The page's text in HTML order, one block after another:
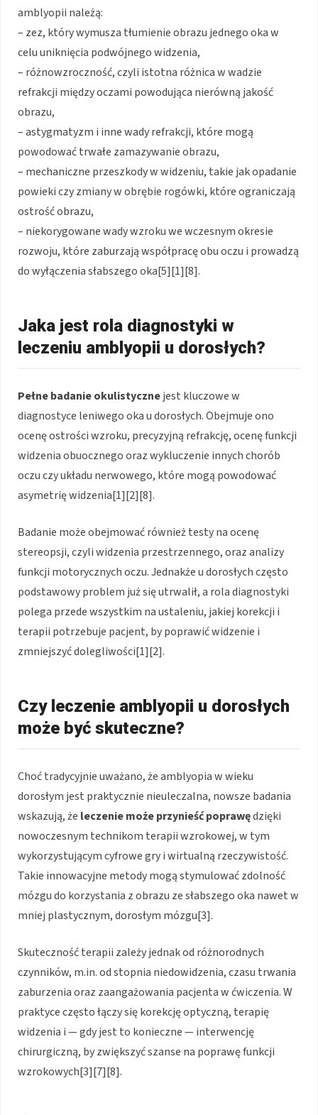
amblyopii należą:
– zez, który wymusza tłumienie obrazu jednego oka w
celu uniknięcia podwójnego widzenia,
– różnowzroczność, czyli istotna różnica w wadzie
refrakcji między oczami powodująca nierówną jakość
obrazu,
– astygmatyzm i inne wady refrakcji, które mogą
powodować trwałe zamazywanie obrazu,
– mechaniczne przeszkody w widzeniu, takie jak opadanie
powieki czy zmiany w obrębie rogówki, które ograniczają
ostrość obrazu,
– niekorygowane wady wzroku we wczesnym okresie
rozwoju, które zaburzają współpracę obu oczu i prowadzą
do wyłączenia słabszego oka[5][1][8].
Jaka jest rola diagnostyki w
leczeniu amblyopii u dorosłych?
Pełne badanie okulistycznejest kluczowe w
diagnostyce leniwego oka u dorosłych. Obejmuje ono
ocenę ostrości wzroku, precyzyjną refrakcję, ocenę funkcji
widzenia obuocznego oraz wykluczenie innych chorób
oczu czy układu nerwowego, które mogą powodować
asymetrię widzenia[1][2][8].
Badanie może obejmować również testy na ocenę
stereopsji, czyli widzenia przestrzennego, oraz analizy
funkcji motorycznych oczu. Jednakże u dorosłych często
podstawowy problem już się utrwalił, a rola diagnostyki
polega przede wszystkim na ustaleniu, jakiej korekcji i
terapii potrzebuje pacjent, by poprawić widzenie i
zmniejszyć dolegliwości[1][2].
Czy leczenie amblyopii u dorosłych
może być skuteczne?
Choć tradycyjnie uważano, że amblyopia w wieku
dorosłym jest praktycznie nieuleczalna, nowsze badania
wskazują, że leczenie może przynieść poprawędzięki
nowoczesnym technikom terapii wzrokowej, w tym
wykorzystującym cyfrowe gry i wirtualną rzeczywistość.
Takie innowacyjne metody mogą stymulować zdolność
mózgu do korzystania z obrazu ze słabszego oka nawet w
mniej plastycznym, dorosłym mózgu[3].
Skuteczność terapii zależy jednak od różnorodnych
czynników, m.in. od stopnia niedowidzenia, czasu trwania
zaburzenia oraz zaangażowania pacjenta w ćwiczenia. W
praktyce często łączy się korekcję optyczną, terapię
widzenia i — gdy jest to konieczne — interwencję
chirurgiczną, by zwiększyć szanse na poprawę funkcji
wzrokowych[3][7][8].